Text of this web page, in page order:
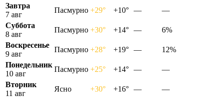
Завтра
7 авг
Пасмурно +29° +10° —
—
Суббота
8 авг
Пасмурно +30° +14° —
6%
Воскресенье
9 авг
Пасмурно +28° +19° —
12%
Понедельник
10 авг
Пасмурно +25° +14° —
—
Вторник
11 авг
Ясно +30° +16° —
—